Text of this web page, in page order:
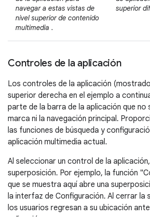
navegar a estas vistas de
nivel superior de contenido
multimedia .
superior
Controles de la aplicación
Los controles de la aplicación
superior derecha en el ejemplo a
parte de la barra de la aplicación que no
marca ni la navegación principal.
las funciones de búsqueda y
aplicación multimedia actual.
Al seleccionar un control de la
superposición. Por ejemplo, la función
que se muestra aquí abre una
la interfaz de Configuración. Al cerrar la
los usuarios regresan a su ubicación